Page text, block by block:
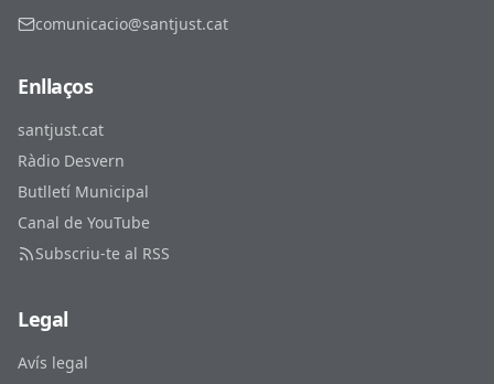
comunicacio@santjust.cat
Enllaços
santjust.cat
Ràdio Desvern
Butlletí Municipal
Canal de YouTube
Subscriu-te al RSS
Legal
Avís legal